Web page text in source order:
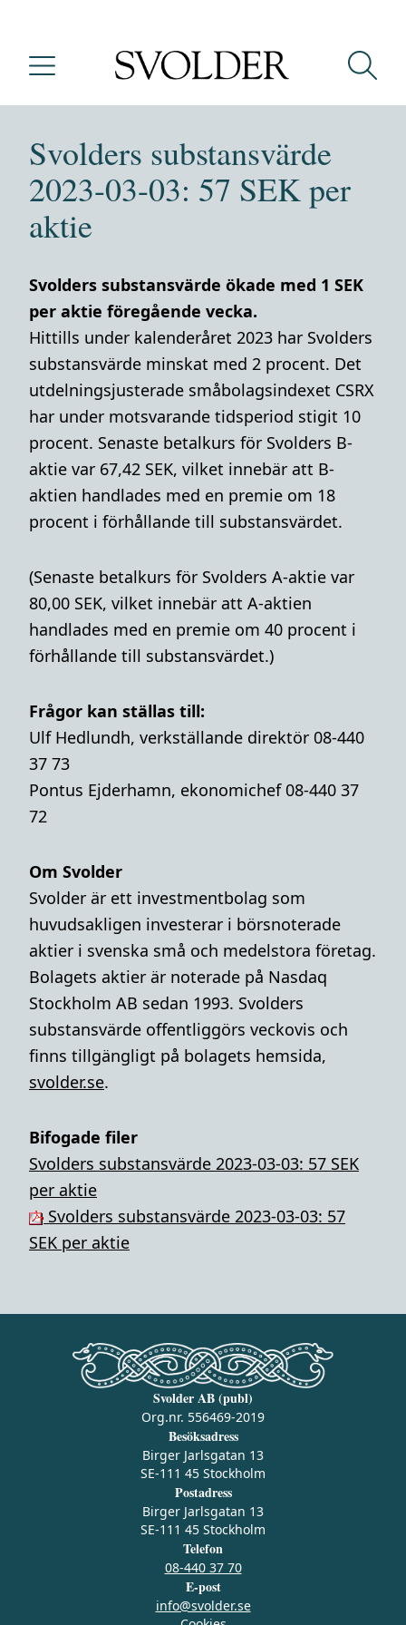
Svolders substansvärde
2023-03-03: 57 SEK per
aktie
Svolders substansvärde ökade med 1 SEK
per aktie föregående vecka.
Hittills under kalenderåret 2023 har Svolders
substansvärde minskat med 2 procent. Det
utdelningsjusterade småbolagsindexet CSRX
har under motsvarande tidsperiod stigit 10
procent. Senaste betalkurs för Svolders B-
aktie var 67,42 SEK, vilket innebär att B-
aktien handlades med en premie om 18
procent i förhållande till substansvärdet.
(Senaste betalkurs för Svolders A-aktie var
80,00 SEK, vilket innebär att A-aktien
handlades med en premie om 40 procent i
förhållande till substansvärdet.)
Frågor kan ställas till:
Ulf Hedlundh, verkställande direktör 08-440
37 73
Pontus Ejderhamn, ekonomichef 08-440 37
72
Om Svolder
Svolder är ett investmentbolag som
huvudsakligen investerar i börsnoterade
aktier i svenska små och medelstora företag.
Bolagets aktier är noterade på Nasdaq
Stockholm AB sedan 1993. Svolders
substansvärde offentliggörs veckovis och
finns tillgängligt på bolagets hemsida,
svolder.se.
Bifogade filer
Svolders substansvärde 2023-03-03: 57 SEK
per aktie
Svolders substansvärde 2023-03-03: 57
SEK per aktie
Svolder AB (publ)
Org.nr. 556469-2019
Besöksadress
Birger Jarlsgatan 13
SE-111 45 Stockholm
Postadress
Birger Jarlsgatan 13
SE-111 45 Stockholm
Telefon
08-440 37 70
E-post
info@svolder.se